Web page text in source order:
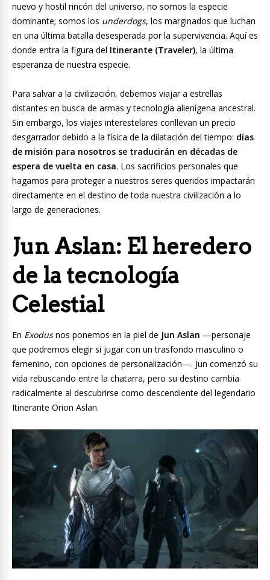
nuevo y hostil rincón del universo, no somos la especie
dominante; somos los underdogs, los marginados que luchan
en una última batalla desesperada por la supervivencia. Aquí es
donde entra la figura del Itinerante (Traveler), la última
esperanza de nuestra especie.
Para salvar a la civilización, debemos viajar a estrellas
distantes en busca de armas y tecnología alienígena ancestral.
Sin embargo, los viajes interestelares conllevan un precio
desgarrador debido a la física de la dilatación del tiempo: días
de misión para nosotros se traducirán en décadas de
espera de vuelta en casa. Los sacrificios personales que
hagamos para proteger a nuestros seres queridos impactarán
directamente en el destino de toda nuestra civilización a lo
largo de generaciones.
Jun Aslan: El heredero
de la tecnología
Celestial
En Exodusnos ponemos en la piel de Jun Aslan —personaje
que podremos elegir si jugar con un trasfondo masculino o
femenino, con opciones de personalización—. Jun comenzó su
vida rebuscando entre la chatarra, pero su destino cambia
radicalmente al descubrirse como descendiente del legendario
Itinerante Orion Aslan.